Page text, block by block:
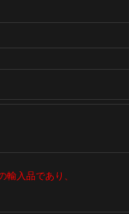
入品であり、